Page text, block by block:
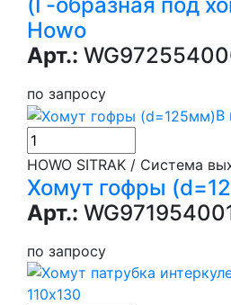
Howo
Арт.:
по запросу
В
HOWO SITRAK / Система
Хомут гофры
Арт.:
по запросу